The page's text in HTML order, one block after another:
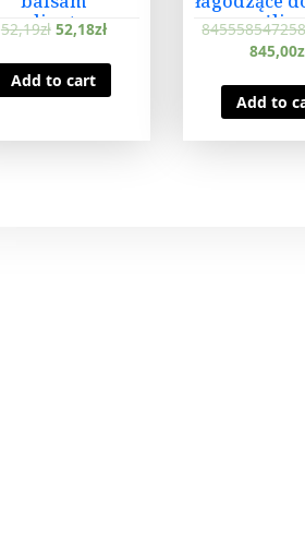
emolientowy
500ml
52,19zł 52,18zł
Add to cart
różowatym
845,00
Add to